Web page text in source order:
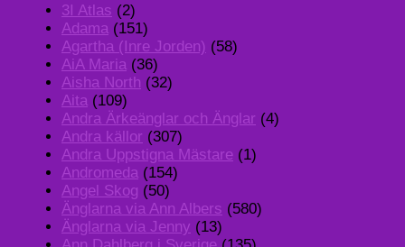
3I Atlas (2)
Adama (151)
Agartha (Inre Jorden) (58)
AiA Maria (36)
Aisha North (32)
Aita (109)
Andra Ärkeänglar och Änglar (4)
Andra källor (307)
Andra Uppstigna Mästare (1)
Andromeda (154)
Angel Skog (50)
Änglarna via Ann Albers (580)
Änglarna via Jenny (13)